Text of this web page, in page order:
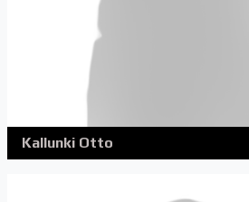
Kallunki Otto